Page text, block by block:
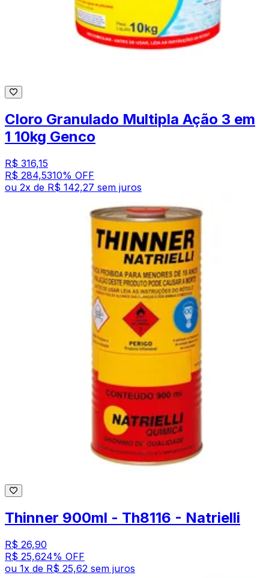
Cloro Granulado Multipla Ação 3 em
1 10kg Genco
R$ 316,15
R$ 284,5310% OFF
ou 2x de R$ 142,27 sem juros
Thinner 900ml - Th8116 - Natrielli
R$ 26,90
R$ 25,624% OFF
ou 1x de R$ 25,62 sem juros